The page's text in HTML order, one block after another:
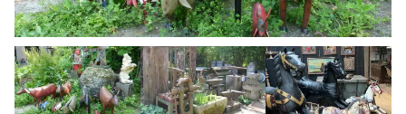
Previous Next